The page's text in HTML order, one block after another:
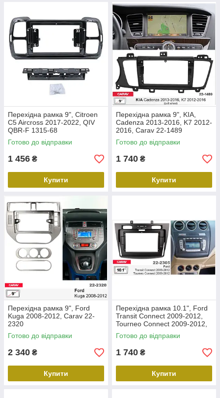
Перехідна рамка 9", Citroen
C5 Aircross 2017-2022, QIV
QBR-F 1315-68
Готово до відправки
1 456 ₴
Купити
Перехідна рамка 9", KIA,
Cadenza 2013-2016, K7 2012-
2016, Carav 22-1489
Готово до відправки
1 740 ₴
Купити
Перехідна рамка 9", Ford
Kuga 2008-2012, Carav 22-
2320
Готово до відправки
2 340 ₴
Купити
Перехідна рамка 10.1", Ford
Transit Connect 2009-2012,
Tourneo Connect 2009-2012,
Carav 22-2305
Готово до відправки
1 740 ₴
Купити